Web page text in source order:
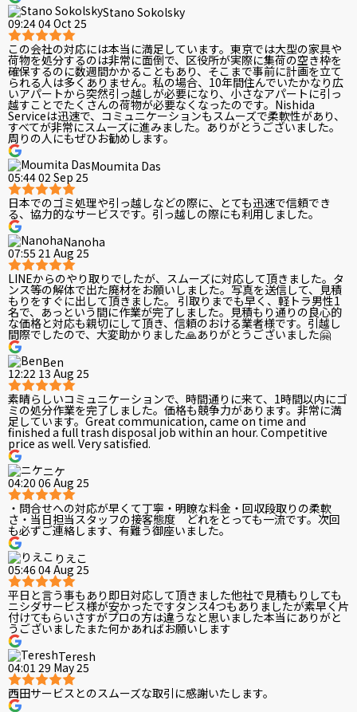
Stano Sokolsky
09:24 04 Oct 25
この会社の対応には本当に満足しています。東京では大型の家具や
荷物を処分するのは非常に面倒で、区役所が実際に集荷の空き枠を
確保するのに数週間かかることもあり、そこまで事前に計画を立て
られる人は多くありません。私の場合、10年間住んでいたかなり広
いアパートから突然引っ越しが必要になり、小さなアパートに引っ
越すことでたくさんの荷物が必要なくなったのです。Nishida
Serviceは迅速で、コミュニケーションもスムーズで柔軟性があり、
すべてが非常にスムーズに進みました。ありがとうございました。
周りの人にもぜひお勧めします。
Moumita Das
05:44 02 Sep 25
日本でのゴミ処理や引っ越しなどの際に、とても迅速で信頼でき
る、協力的なサービスです。引っ越しの際にも利用しました。
Nanoha
07:55 21 Aug 25
LINEからのやり取りでしたが、スムーズに対応して頂きました。タ
ンス等の解体で出た廃材をお願いしました。写真を送信して、見積
もりをすぐに出して頂きました。 引取りまでも早く、軽トラ男性1
名で、あっという間に作業が完了しました。見積もり通りの良心的
な価格と対応も親切にして頂き、信頼のおける業者様です。引越し
間際でしたので、大変助かりました🙏ありがとうございました🤗
Ben
12:22 13 Aug 25
素晴らしいコミュニケーションで、時間通りに来て、1時間以内にゴ
ミの処分作業を完了しました。価格も競争力があります。非常に満
足しています。Great communication, came on time and
finished a full trash disposal job within an hour. Competitive
price as well. Very satisfied.
ニケ
04:20 06 Aug 25
・問合せへの対応が早くて丁寧・明瞭な料金・回収段取りの柔軟
さ・当日担当スタッフの接客態度 どれをとっても一流です。次回
も必ずご連絡します、有難う御座いました。
りえこ
05:46 04 Aug 25
平日と言う事もあり即日対応して頂きました他社で見積もりしても
ニシダサービス様が安かったですタンス4つもありましたが素早く片
付けてもらいさすがプロの方は違うなと思いました本当にありがと
うございましたまた何かあればお願いします
Teresh
04:01 29 May 25
西田サービスとのスムーズな取引に感謝いたします。